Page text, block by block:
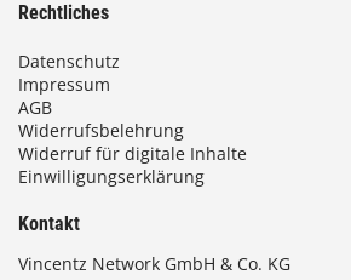
Rechtliches
Datenschutz
Impressum
AGB
Widerrufsbelehrung
Widerruf für digitale Inhalte
Einwilligungserklärung
Kontakt
Vincentz Network GmbH & Co. KG